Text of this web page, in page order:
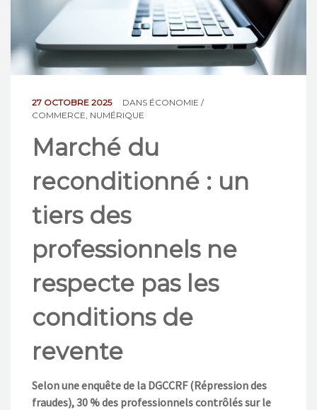
NOS ACTIONS
CONTACT
27 OCTOBRE 2025 DANS ÉCONOMIE /
COMMERCE NUMÉRIQUE
Marché du
reconditionné : un
tiers des
professionnels ne
respecte pas les
conditions de
revente
Selon une enquête de la DGCCRF (Répression des
fraudes), 30 % des professionnels contrôlés sur le